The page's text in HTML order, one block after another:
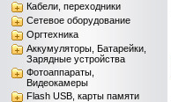
Кабели, переходники
Сетевое оборудование
Оргтехника
Аккумуляторы, Батарейки,
Зарядные устройства
Фотоаппараты,
Видеокамеры
Flash USB, карты памяти